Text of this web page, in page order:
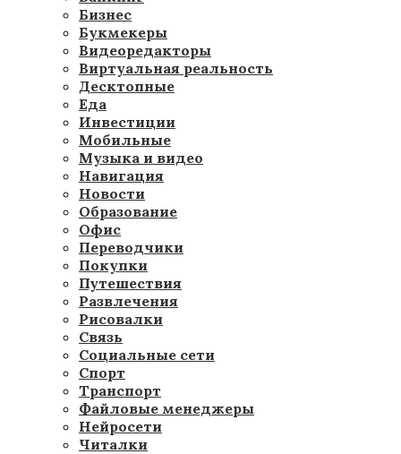
Бизнес
Букмекеры
Видеоредакторы
Виртуальная реальность
Десктопные
Еда
Инвестиции
Мобильные
Музыка и видео
Навигация
Новости
Образование
Офис
Переводчики
Покупки
Путешествия
Развлечения
Рисовалки
Связь
Социальные сети
Спорт
Транспорт
Файловые менеджеры
Нейросети
Читалки